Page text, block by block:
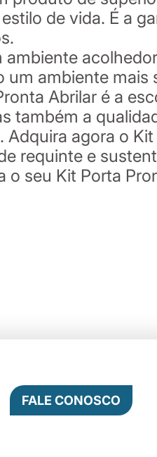
de vida. É a
ambiente
Abrilar é a
também a
agora o
requinte e
seu Kit Porta
FALE CONOSCO